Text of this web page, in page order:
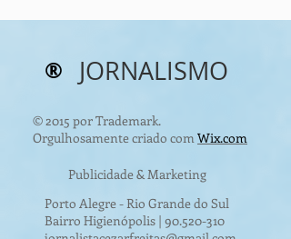
® JORNALISMO
© 2015 por Trademark.
Orgulhosamente criado comWix.com
Publicidade & Marketing
Porto Alegre - Rio Grande do Sul
Bairro Higienópolis | 90.520-310